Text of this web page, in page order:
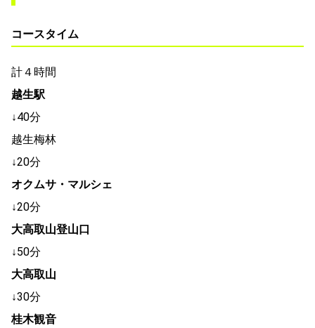
コースタイム
計４時間
越生駅
↓40分
越生梅林
↓20分
オクムサ・マルシェ
↓20分
大高取山登山口
↓50分
大高取山
↓30分
桂木観音